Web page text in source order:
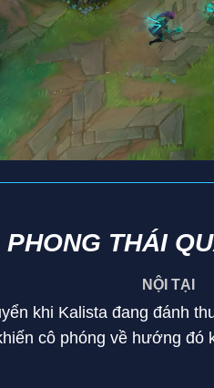
PHONG THÁI
NỘI TẠI
khi Kalista đang đánh
cô phóng về hướng đó